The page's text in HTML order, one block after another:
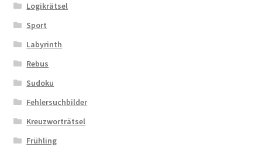
Logikrätsel
Sport
Labyrinth
Rebus
Sudoku
Fehlersuchbilder
Kreuzworträtsel
Frühling